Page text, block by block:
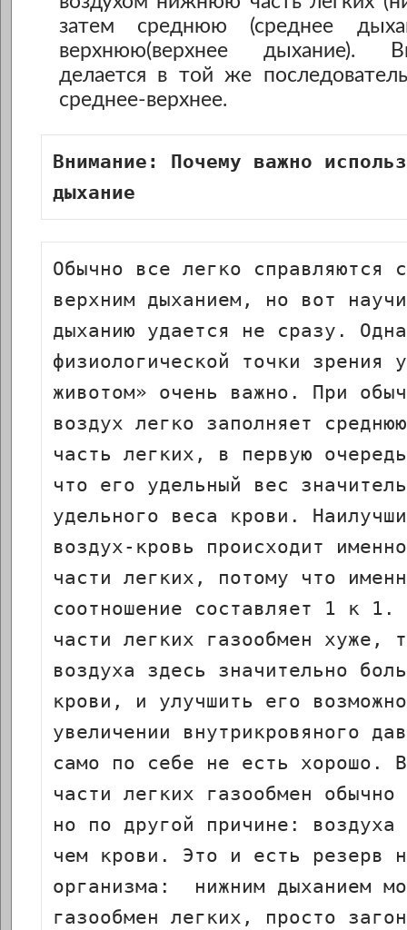
затем среднюю (среднее
верхнюю(верхнее дыхание).
делается в той же
среднее-верхнее.
Внимание: Почему важно
дыхание
Обычно все легко справляются
верхним дыханием, но вот
дыханию удается не сразу.
физиологической точки зрения
животом» очень важно. При
воздух легко заполняет
часть легких, в первую
что его удельный вес
удельного веса крови.
воздух-кровь происходит
части легких, потому что
соотношение составляет 1 к 1.
части легких газообмен хуже,
воздуха здесь значительно
крови, и улучшить его
увеличении внутрикровяного
само по себе не есть хорошо.
части легких газообмен
но по другой причине: воздуха
чем крови. Это и есть резерв
организма:  нижним дыханием
газообмен легких, просто